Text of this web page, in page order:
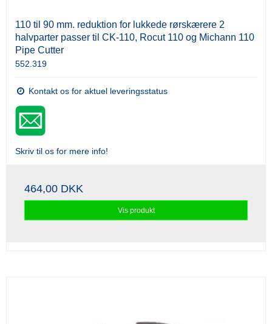
110 til 90 mm. reduktion for lukkede rørskærere 2
halvparter passer til CK-110, Rocut 110 og Michann 110
Pipe Cutter
552.319
Kontakt os for aktuel leveringsstatus
Skriv til os for mere info!
464,00 DKK
Vis produkt